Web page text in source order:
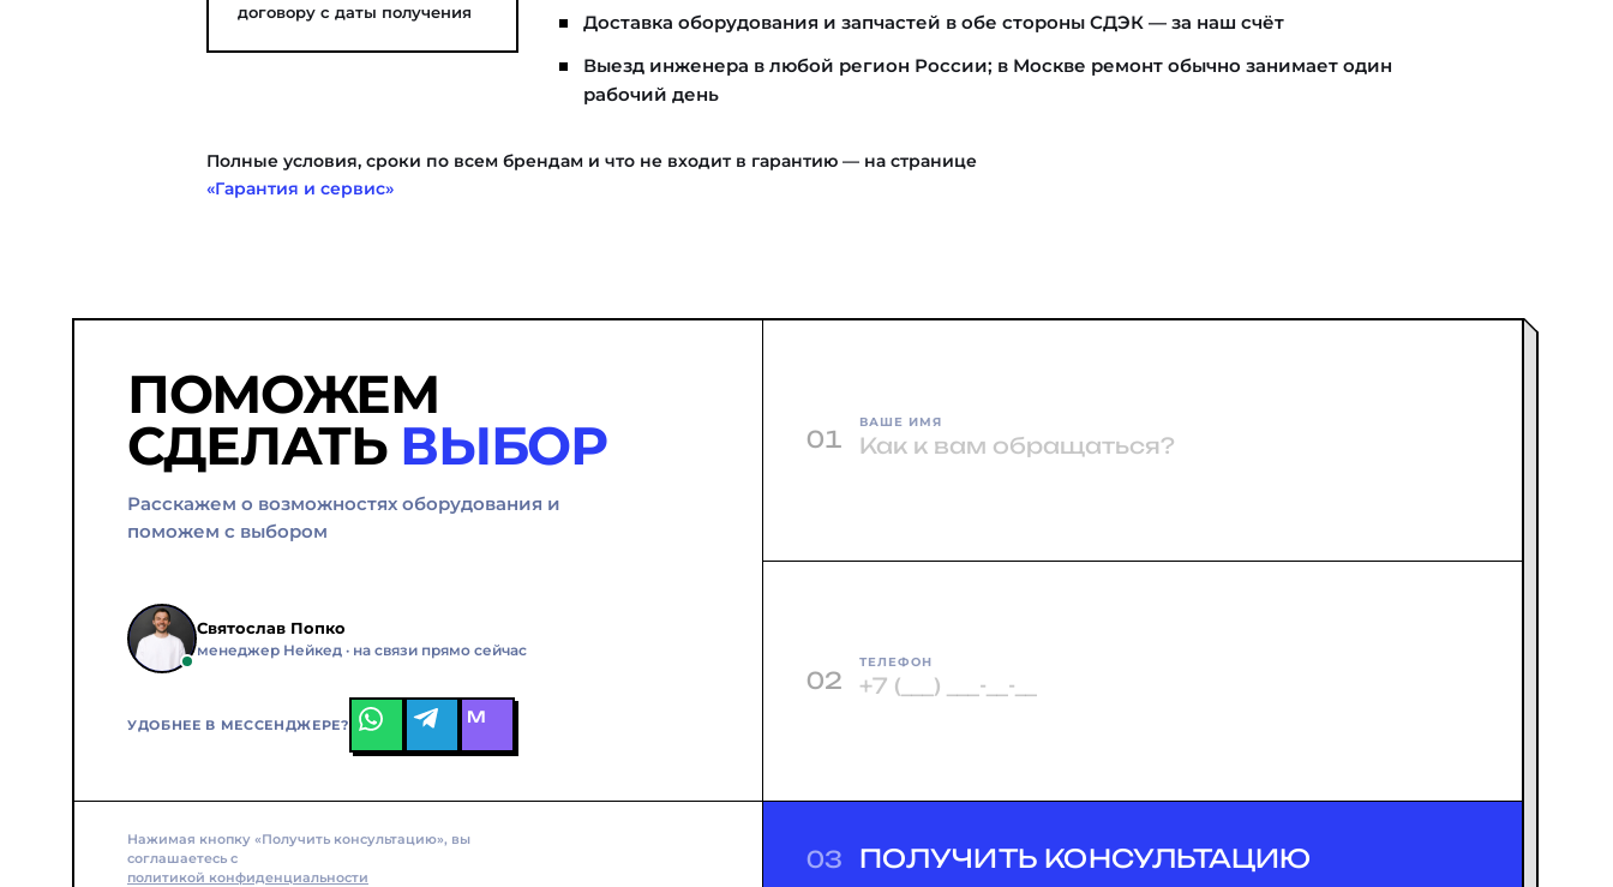
договору с даты получения
Доставка оборудования и запчастей в обе стороны СДЭК — за наш счёт
Выезд инженера в любой регион России; в Москве ремонт обычно занимает один
рабочий день
Полные условия, сроки по всем брендам и что не входит в гарантию — на странице
«Гарантия и сервис»
ПОМОЖЕМ
СДЕЛАТЬ ВЫБОР
Расскажем о возможностях оборудования и
поможем с выбором
Святослав Попко
менеджер Нейкед · на связи прямо сейчас
УДОБНЕЕ В МЕССЕНДЖЕРЕ? M
01
ВАШЕ ИМЯ
02
ТЕЛЕФОН
03 ПОЛУЧИТЬ КОНСУЛЬТАЦИЮ
Нажимая кнопку «Получить консультацию», вы
соглашаетесь с
политикой конфиденциальности